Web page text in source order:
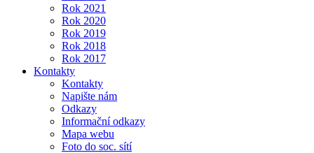
Rok 2021
Rok 2020
Rok 2019
Rok 2018
Rok 2017
Kontakty
Kontakty
Napište nám
Odkazy
Informační odkazy
Mapa webu
Foto do soc. sítí